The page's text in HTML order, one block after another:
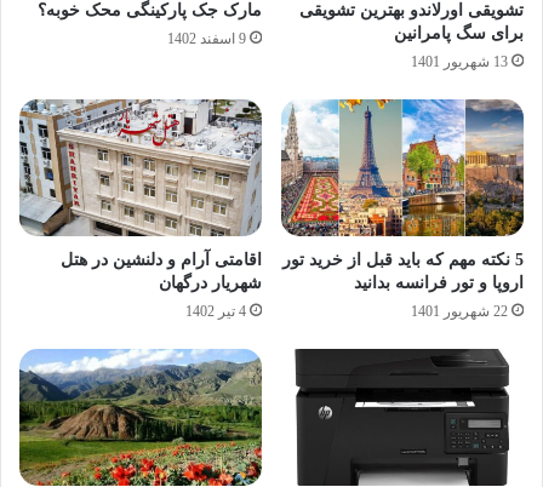
تشویقی اورلاندو بهترین تشویقی
برای سگ پامرانین
13 شهریور 1401
مارک جک پارکینگی محک خوبه؟
9 اسفند 1402
5 نکته مهم که باید قبل از خرید تور
اروپا و تور فرانسه بدانید
22 شهریور 1401
اقامتی آرام و دلنشین در هتل
شهریار درگهان
4 تیر 1402